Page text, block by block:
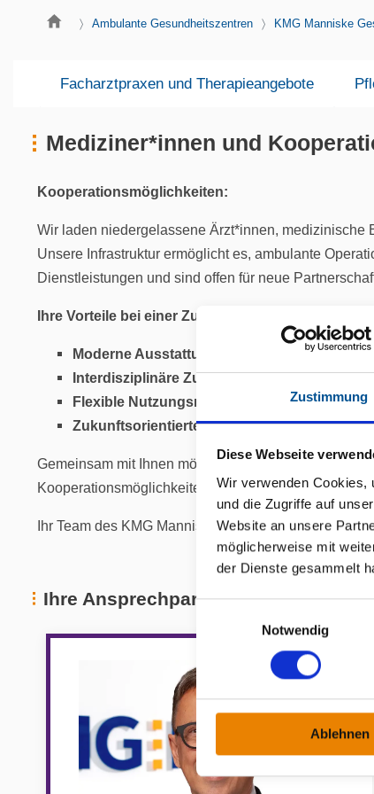
Zustimmung
Diese Webseite
Wir verwenden Cookies,
und die Zugriffe auf
Website an unsere
möglicherweise mit
der Dienste gesammelt
w
i
l
i
g
Notwendig
Ablehnen
Ambulante Gesundheitszentren KMG Manniske
Facharztpraxen und Therapieangebote
Mediziner*innen und
Kooperationsmöglichkeiten:
Wir laden niedergelassene Ärzt*innen, medizinische
Unsere Infrastruktur ermöglicht es, ambulante
Dienstleistungen und sind offen für neue
Ihre Vorteile bei einer Zusammenarbeit mit uns:
Moderne Ausstattung
: Hochwertige
Interdisziplinäre Zusammenarbeit: Enge
Flexible Nutzungsmöglichkeiten
: Unsere
Zukunftsorientierte Ausrichtung: Aktive
Gemeinsam mit Ihnen möchten wir die medizinische
Kooperationsmöglichkeiten zu erfahren und Teil
Ihr Team des KMG Manniske Gesundheitszentrums
Ihre Ansprechpartner*innen